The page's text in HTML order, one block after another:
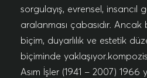
sorgulayış, evrensel, insancıl
aralanması çabasıdır.
biçim, duyarlılık ve estetik
biçiminde
Asım İşler (1941 – 2007) 1966